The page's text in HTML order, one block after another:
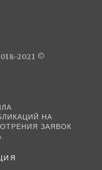
2021 ©
НА
ЗАЯВОК